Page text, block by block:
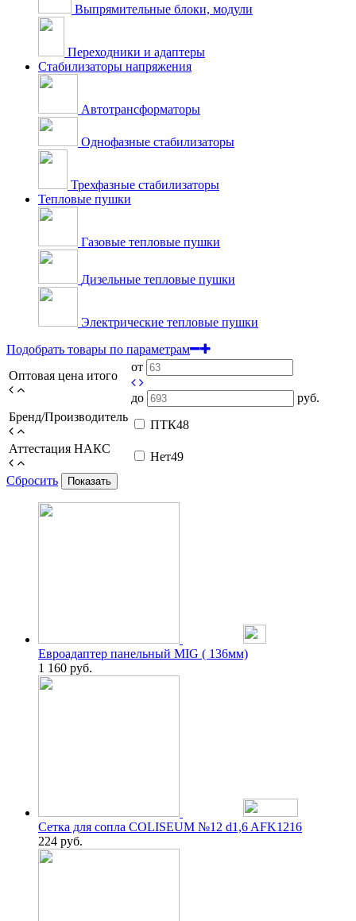
Выпрямительные блоки, модули
Переходники и адаптеры
Стабилизаторы напряжения
Автотрансформаторы
Однофазные стабилизаторы
Трехфазные стабилизаторы
Тепловые пушки
Газовые тепловые пушки
Дизельные тепловые пушки
Электрические тепловые пушки
Подобрать товары по параметрам
Оптовая цена итого
от
до
руб.
Бренд/Производитель
ПТК48
Аттестация НАКС
Нет49
Сбросить
Показать
Евроадаптер панельный MIG ( 136мм)
1 160 руб.
Сетка для сопла COLISEUM №12 d1,6 AFK1216
224 руб.